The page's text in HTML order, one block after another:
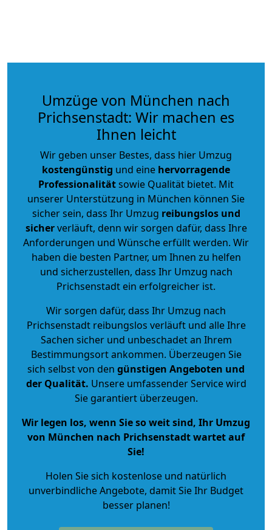
Umzüge von München nach
Prichsenstadt: Wir machen es
Ihnen leicht
Wir geben unser Bestes, dass hier Umzug
kostengünstig und eine hervorragende
Professionalitätsowie Qualität bietet. Mit
unserer Unterstützung in München können Sie
sicher sein, dass Ihr Umzug reibungslos und
sicherverläuft, denn wir sorgen dafür, dass Ihre
Anforderungen und Wünsche erfüllt werden. Wir
haben die besten Partner, um Ihnen zu helfen
und sicherzustellen, dass Ihr Umzug nach
Prichsenstadt ein erfolgreicher ist.
Wir sorgen dafür, dass Ihr Umzug nach
Prichsenstadt reibungslos verläuft und alle Ihre
Sachen sicher und unbeschadet an Ihrem
Bestimmungsort ankommen. Überzeugen Sie
sich selbst von den günstigen Angeboten und
der Qualität. Unsere umfassender Service wird
Sie garantiert überzeugen.
Wir legen los, wenn Sie so weit sind, Ihr Umzug
von München nach Prichsenstadt wartet auf
Sie!
Holen Sie sich kostenlose und natürlich
unverbindliche Angebote, damit Sie Ihr Budget
besser planen!